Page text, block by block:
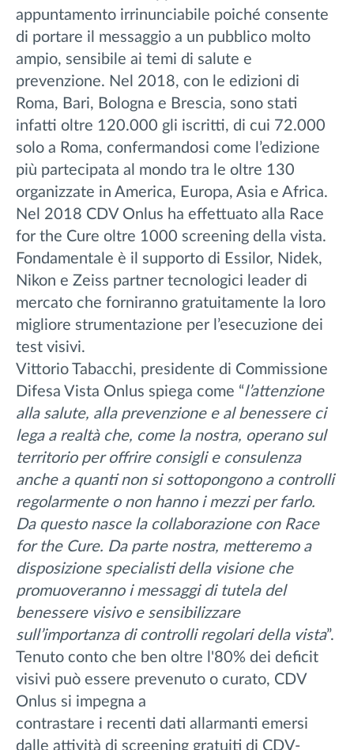
appuntamento irrinunciabile poiché consente
di portare il messaggio a un pubblico molto
ampio, sensibile ai temi di salute e
prevenzione. Nel 2018, con le edizioni di
Roma, Bari, Bologna e Brescia, sono stati
infatti oltre 120.000 gli iscritti, di cui 72.000
solo a Roma, confermandosi come l’edizione
più partecipata al mondo tra le oltre 130
organizzate in America, Europa, Asia e Africa.
Nel 2018 CDV Onlus ha effettuato alla Race
for the Cure oltre 1000 screening della vista.
Fondamentale è il supporto di Essilor, Nidek,
Nikon e Zeiss partner tecnologici leader di
mercato che forniranno gratuitamente la loro
migliore strumentazione per l’esecuzione dei
test visivi.
Vittorio Tabacchi, presidente di Commissione
Difesa Vista Onlus spiega come “l’attenzione
alla salute, alla prevenzione e al benessere ci
lega a realtà che, come la nostra, operano sul
territorio per offrire consigli e consulenza
anche a quanti non si sottopongono a controlli
regolarmente o non hanno i mezzi per farlo.
Da questo nasce la collaborazione con Race
for the Cure. Da parte nostra, metteremo a
disposizione specialisti della visione che
promuoveranno i messaggi di tutela del
benessere visivo e sensibilizzare
sull’importanza di controlli regolari della vista”.
Tenuto conto che ben oltre l'80% dei deficit
visivi può essere prevenuto o curato, CDV
Onlus si impegna a
contrastare i recenti dati allarmanti emersi
dalle attività di screening gratuiti di CDV-